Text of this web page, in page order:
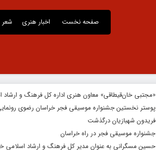
صفحه نخست اخبار هنری شعر
«مجتبی خان‌قیطاقی» معاون هنری اداره کل فرهنگ و
پوستر نخستین جشنواره موسیقی فجر خراسان رضوی
فریدون شهبازیان درگذشت
جشنواره موسیقی فجر در راه خراسان
حسین مسگرانی به عنوان مدیر کل فرهنگ و ارشاد